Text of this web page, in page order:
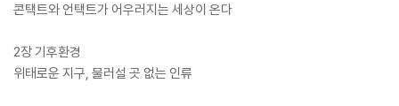
콘택트와 언택트가 어우러지는 세상이 온다
2장 기후환경
위태로운 지구, 물러설 곳 없는 인류